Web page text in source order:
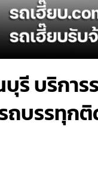
รี บริการ
รถบรรทุก